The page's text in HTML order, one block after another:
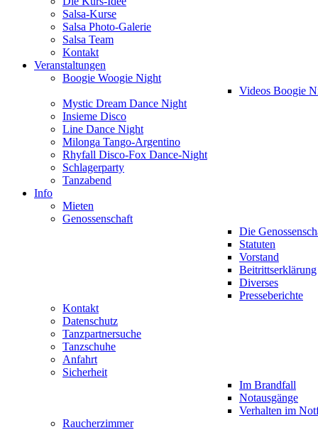
Salsa-Kurse
Salsa Photo-Galerie
Salsa Team
Kontakt
Veranstaltungen
Boogie Woogie Night
Videos Boogie
Mystic Dream Dance Night
Insieme Disco
Line Dance Night
Milonga Tango-Argentino
Rhyfall Disco-Fox Dance-Night
Schlagerparty
Tanzabend
Info
Mieten
Genossenschaft
Die
Statuten
Vorstand
Beitrittserklärung
Diverses
Presseberichte
Kontakt
Datenschutz
Tanzpartnersuche
Tanzschuhe
Anfahrt
Sicherheit
Im Brandfall
Notausgänge
Verhalten im
Raucherzimmer